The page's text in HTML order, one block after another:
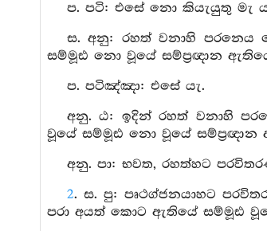
ප. පටි: එසේ නො කියැයුතු මැ
ස. අනු: රහත් වනාහි පරනෙය
සම්මූඪ නො වූයේ සම්ප්‍රඥාන
ප. පටිඤ්ඤා: එසේ යැ.
අනු. ඨ: ඉදින් රහත් වනාහි
වූයේ සම්මූඪ නො වූයේ
අනු. පා: භවත, රහත්හට
2. ස. පු: පෘථග්ජනයාහට
පරා අයත් කොට ඇතියේ සම්මූඪ